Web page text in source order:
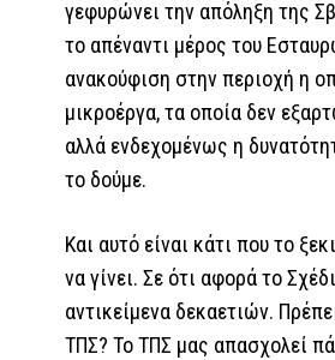
γεφυρώνει την απόληξη της
το απέναντι μέρος του
ανακούφιση στην περιοχή η
μικροέργα, τα οποία δεν
αλλά ενδεχομένως η
το δούμε.
Και αυτό είναι κάτι που το
να γίνει. Σε ότι αφορά το
αντικείμενα δεκαετιών.
ΤΠΣ? Το ΤΠΣ μας απασχολεί